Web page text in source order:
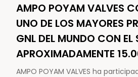
AMPO POYAM VALVES
UNO DE LOS MAYORES
GNL DEL MUNDO CON EL
APROXIMADAMENTE
AMPO POYAM VALVES ha